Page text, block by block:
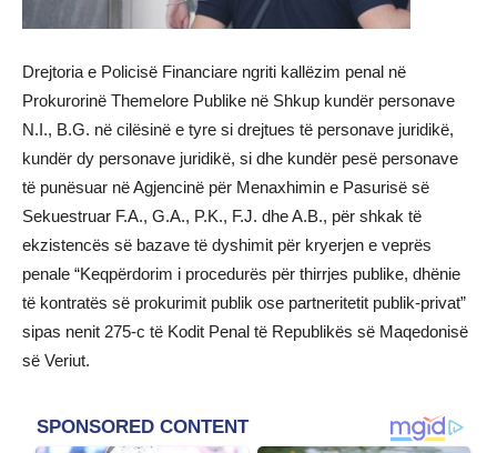
Drejtoria e Policisë Financiare ngriti kallëzim penal në
Prokurorinë Themelore Publike në Shkup kundër personave
N.I., B.G. në cilësinë e tyre si drejtues të personave juridikë,
kundër dy personave juridikë, si dhe kundër pesë personave
të punësuar në Agjencinë për Menaxhimin e Pasurisë së
Sekuestruar F.A., G.A., P.K., F.J. dhe A.B., për shkak të
ekzistencës së bazave të dyshimit për kryerjen e veprës
penale “Keqpërdorim i procedurës për thirrjes publike, dhënie
të kontratës së prokurimit publik ose partneritetit publik-privat”
sipas nenit 275-c të Kodit Penal të Republikës së Maqedonisë
së Veriut.